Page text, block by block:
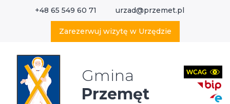
+48 65 549 60 71 urzad@przemet.pl
Zarezerwuj wizytę w Urzędzie
Gmina
Przemęt
Wyszukaj w serwisie